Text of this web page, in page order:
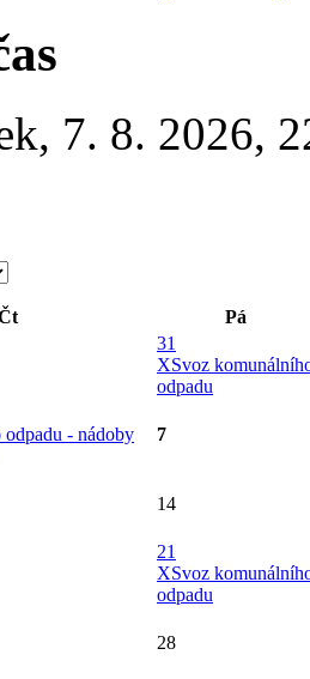
, 7. 8. 2026,
Pá
31
XSvoz
odpadu
odpadu - nádoby
7
14
21
XSvoz
odpadu
28